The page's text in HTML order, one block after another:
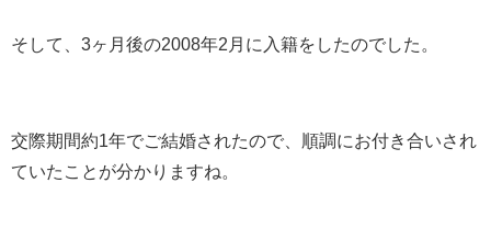
そして、 3ヶ月後の2008年2 月に入籍をしたのでした。
交際期間約1年でご結婚されたので、順調にお付き合いされ
ていたことが分かりますね。